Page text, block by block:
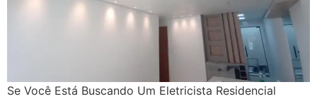
Se Você Está Buscando Um Eletricista Residencial